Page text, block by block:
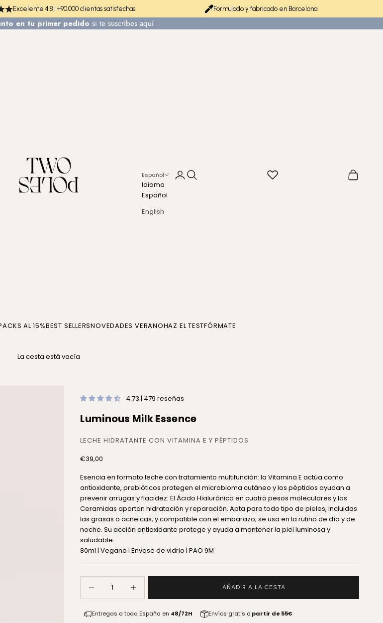
Excelente 4.8 | +90.000 clientas satisfechas Formulado y fabricado en Barcelona
en tu primer pedido si te suscribes aquí
TWO POLES COSMETICS
AL 15%BEST SELLERSNOVEDADES VERANOHAZ EL TESTFÓRMATE
Español
Idioma
Español
English
Iniciar sesión
Buscar Cesta
La cesta está vacía
4.73 | 479 reseñas
Luminous Milk Essence
LECHE HIDRATANTE CON VITAMINA E Y PÉPTIDOS
Precio de oferta
€39,00
Esencia en formato leche con tratamiento multifunción: la Vitamina E actúa como
antioxidante, prebióticos protegen el microbioma cutáneo y los péptidos ayudan a
prevenir arrugas y flacidez. El Ácido Hialurónico en cuatro pesos moleculares y las
Ceramidas aportan hidratación y reparación. Apta para todo tipo de pieles, incluidas
las grasas o acneicas, y compatible con el embarazo; se usa en la rutina de día y de
noche. Su acción antioxidante protege y ayuda a mantener la piel luminosa y
saludable.
80ml | Vegano | Envase de vidrio | PAO 9M
AÑADIR A LA CESTA
Entregas a toda España en 48/72H Envíos gratis a partir de 55€